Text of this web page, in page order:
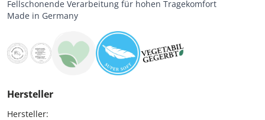
Fellschonende Verarbeitung für hohen Tragekomfort
Made in Germany
Hersteller
Hersteller: